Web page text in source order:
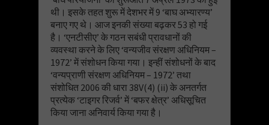
थी। इसके तहत शुरू में देशभर में 9 ‘बाघ अभ्यारण्य’
बनाए गए थे। आज इनकी संख्या बढ़कर 53 हो गई
है। ‘एनटीसीए’ के गठन सबंधी प्रावधानों की
व्यवस्था करने के लिए ‘वन्यजीव संरक्षण अधिनियम –
1972’ में संशोधन किया गया। इन्हीं संशोधनों के बाद
‘वन्यप्राणी संरक्षण अधिनियम – 1972’ तथा
संशोधित 2006 की धारा 38V(4) (ii) के अनतर्गत
प्रत्येक ‘टाइगर रिजर्व’ में ‘बफर क्षेत्र’ अधिसूचित
किया जाना अनिवार्य किया गया है।